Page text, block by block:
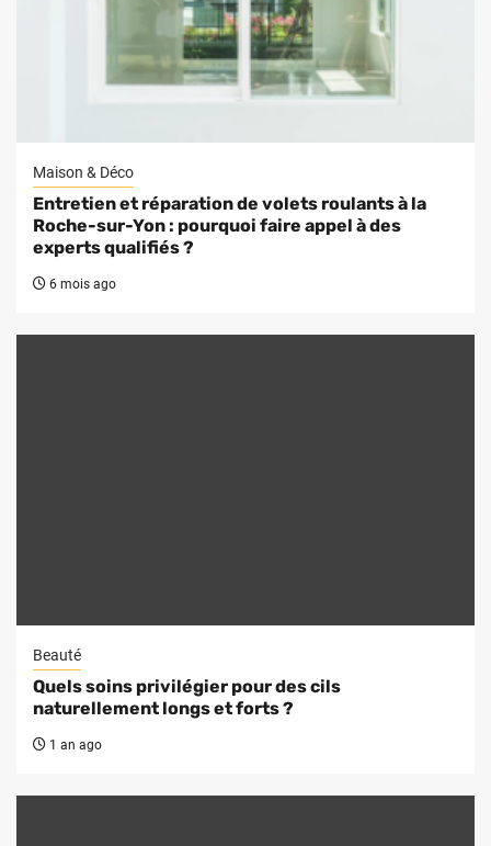
Maison & Déco
Entretien et réparation de volets roulants à la
Roche-sur-Yon : pourquoi faire appel à des
experts qualifiés ?
6 mois ago
Beauté
Quels soins privilégier pour des cils
naturellement longs et forts ?
1 an ago